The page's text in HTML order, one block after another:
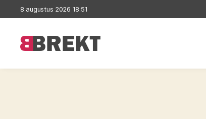
8 augustus 2026 18:51